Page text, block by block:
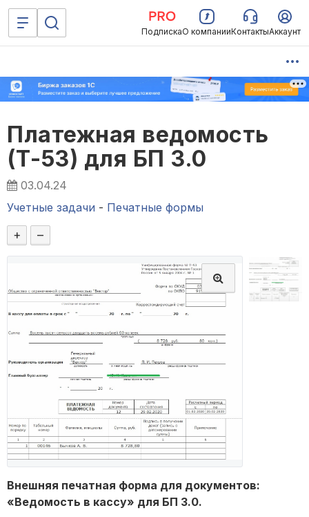
ПодпискаО компанииКонтактыАккаунт
Платежная ведомость
(Т-53) для БП 3.0
03.04.24
Учетные задачи - Печатные формы
+
–
Внешняя печатная форма для документов:
«Ведомость в кассу» для БП 3.0.